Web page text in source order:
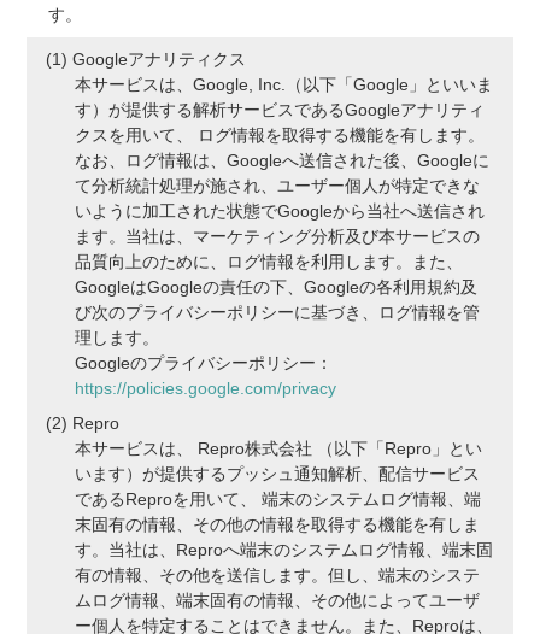
す。
Googleアナリティクス
本サービスは、Google, Inc.（以下「Google」といいま
す）が提供する解析サービスであるGoogleアナリティ
クスを用いて、 ログ情報を取得する機能を有します。
なお、ログ情報は、Googleへ送信された後、Googleに
て分析統計処理が施され、ユーザー個人が特定できな
いように加工された状態でGoogleから当社へ送信され
ます。当社は、マーケティング分析及び本サービスの
品質向上のために、ログ情報を利用します。また、
GoogleはGoogleの責任の下、Googleの各利用規約及
び次のプライバシーポリシーに基づき、ログ情報を管
理します。
Googleのプライバシーポリシー：
https://policies.google.com/privacy
Repro
本サービスは、 Repro株式会社 （以下「Repro」とい
います）が提供するプッシュ通知解析、配信サービス
であるReproを用いて、 端末のシステムログ情報、端
末固有の情報、その他の情報を取得する機能を有しま
す。当社は、Reproへ端末のシステムログ情報、端末固
有の情報、その他を送信します。但し、端末のシステ
ムログ情報、端末固有の情報、その他によってユーザ
ー個人を特定することはできません。また、Reproは、